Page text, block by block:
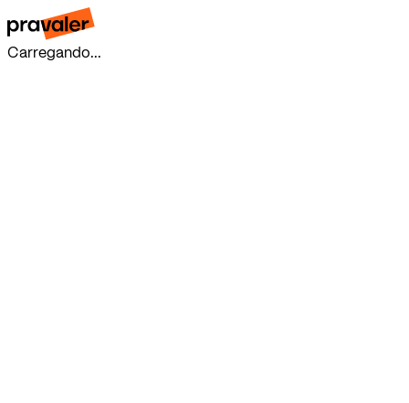
Carregando...